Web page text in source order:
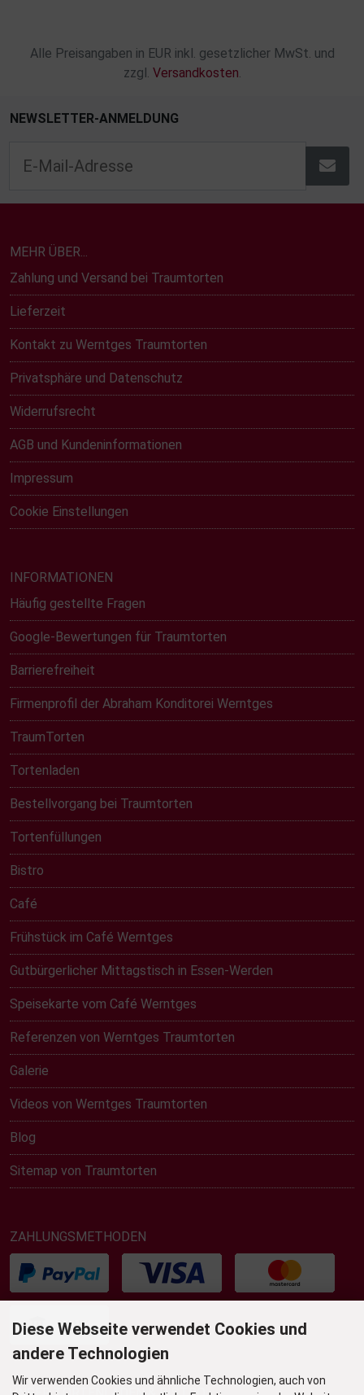
Alle Preisangaben in EUR inkl. gesetzlicher MwSt. und
zzgl. Versandkosten.
NEWSLETTER-ANMELDUNG
MEHR ÜBER...
Zahlung und Versand bei Traumtorten
Lieferzeit
Kontakt zu Werntges Traumtorten
Privatsphäre und Datenschutz
Widerrufsrecht
AGB und Kundeninformationen
Impressum
Cookie Einstellungen
INFORMATIONEN
Häufig gestellte Fragen
Google-Bewertungen für Traumtorten
Barrierefreiheit
Firmenprofil der Abraham Konditorei Werntges
TraumTorten
Tortenladen
Bestellvorgang bei Traumtorten
Tortenfüllungen
Bistro
Café
Frühstück im Café Werntges
Gutbürgerlicher Mittagstisch in Essen-Werden
Speisekarte vom Café Werntges
Referenzen von Werntges Traumtorten
Galerie
Videos von Werntges Traumtorten
Blog
Sitemap von Traumtorten
ZAHLUNGSMETHODEN
Diese Webseite verwendet Cookies und
andere Technologien
Wir verwenden Cookies und ähnliche Technologien, auch von